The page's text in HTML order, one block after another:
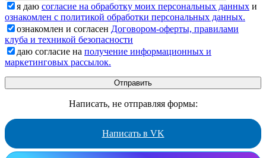
я даю согласие на обработку моих персональных данных и
ознакомлен с политикой обработки персональных данных.
ознакомлен и согласен Договором-оферты, правилами
клуба и техникой безопасности
даю согласие на получение информационных и
маркетинговых рассылок.
Написать, не отправляя формы:
Написать в VK